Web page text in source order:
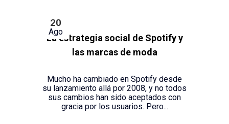
20
Ago
La estrategia social de Spotify y
las marcas de moda
Mucho ha cambiado en Spotify desde
su lanzamiento allá por 2008, y no todos
sus cambios han sido aceptados con
gracia por los usuarios. Pero...